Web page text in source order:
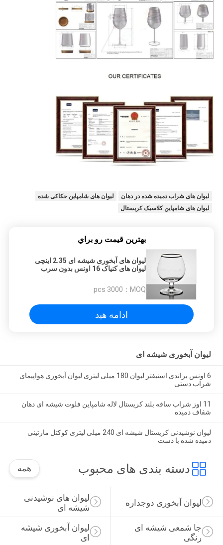
لیوان های شراب دمیده شده در دهان
لیوان های شامپاین حکاکی شده
لیوان های شامپاین کلاسیک کریستال
بهترين قيمت رو براي
لیوان های آبخوری شیشه ای 2.35 اینچی
لیوان های کنیاک 16 اونس بدون سرب
MOQ：
3000 pcs
ادامه هید
لیوان آبخوری شیشه ای
6 اونس براندی اسنیفتر لیوان 180 میلی لیتری لیوان آبخوری هواپیمای
شراب دستی
11 اوز شراب ساقه بلند کریستال لاله شامپاین فلوت شیشه ای دهان
شفاف دمیده
لیوان نوشیدنی کریستال شیشه ای 240 میلی لیتری کوکتل مارتینی
دمیده شده با دست
دسته بندی های محبوب همه
لیوان های نوشیدنی
شیشه ای
لیوان آبخوری دوجداره
لیوان آبخوری شیشه
ای
جا شمعی شیشه ای
رنگی